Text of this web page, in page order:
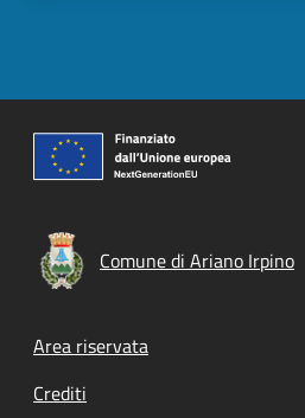
Comune di Ariano Irpino
Footer menu
Area riservata
Crediti